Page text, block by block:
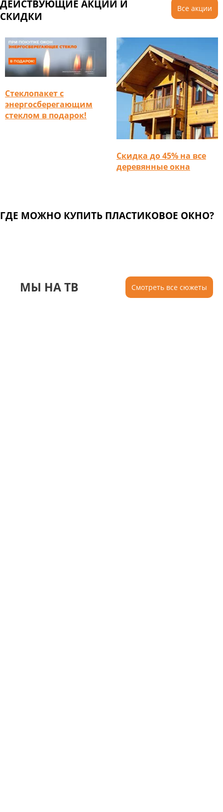
Все акции
ДЕЙСТВУЮЩИЕ АКЦИИ И
СКИДКИ
Стеклопакет с
энергосберегающим
стеклом в подарок!
Скидка до 45% на все
деревянные окна
ГДЕ МОЖНО КУПИТЬ ПЛАСТИКОВОЕ ОКНО?
МЫ НА ТВ Смотреть все сюжеты